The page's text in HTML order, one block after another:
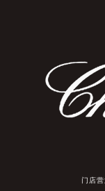
门店